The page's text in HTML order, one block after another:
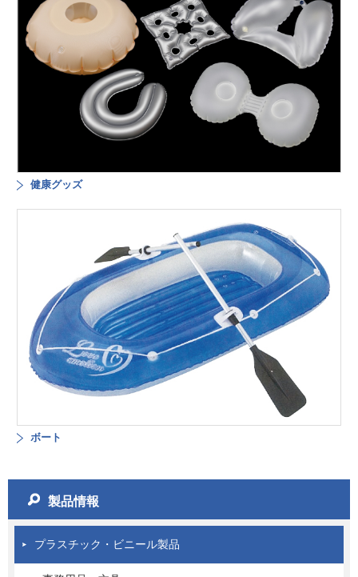
健康グッズ
ボート
製品情報
プラスチック・ビニール製品